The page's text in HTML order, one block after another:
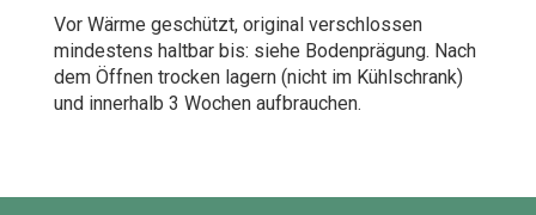
Vor Wärme geschützt, original verschlossen
mindestens haltbar bis: siehe Bodenprägung. Nach
dem Öffnen trocken lagern (nicht im Kühlschrank)
und innerhalb 3 Wochen aufbrauchen.